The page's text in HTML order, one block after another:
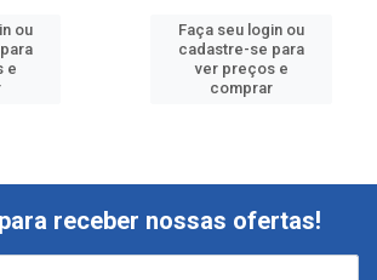
ou
e
Faça seu login ou
cadastre-se para
ver preços e
comprar
receber nossas ofertas!